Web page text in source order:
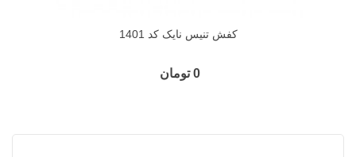
کفش تنیس نایک کد 1401
0 تومان